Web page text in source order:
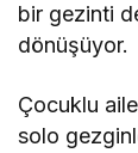
bir gezinti
dönüşüyor.
Çocuklu
solo